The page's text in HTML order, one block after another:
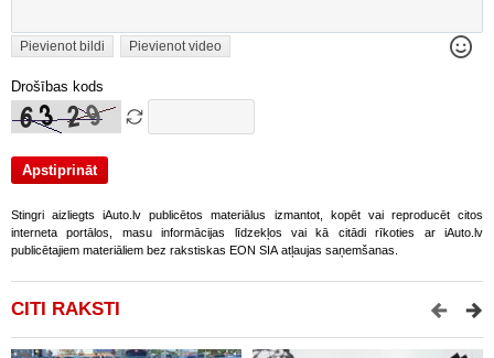
Pievienot bildi Pievienot video
Drošības kods
Stingri aizliegts iAuto.lv publicētos materiālus izmantot, kopēt vai reproducēt citos
interneta portālos, masu informācijas līdzekļos vai kā citādi rīkoties ar iAuto.lv
publicētajiem materiāliem bez rakstiskas EON SIA atļaujas saņemšanas.
CITI RAKSTI